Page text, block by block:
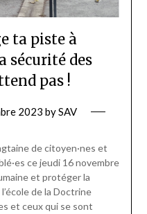
ta piste à
sécurité des
pas !
2023 bySAV
de citoyen·nes et
ce jeudi 16 novembre
et protéger la
de la Doctrine
et ceux qui se sont